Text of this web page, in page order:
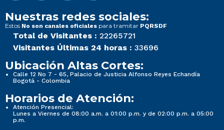
Nuestras redes sociales:
Estos No son canales oficiales para tramitar PQRSDF
Total de Visitantes : 22265721
Visitantes Últimas 24 horas : 33696
Ubicación Altas Cortes:
Calle 12 No 7 - 65, Palacio de Justicia Alfonso Reyes Echandía
Bogotá - Colombia
Horarios de Atención:
Atención Presencial:
Lunes a Viernes de 08:00 a.m. a 01:00 p.m. y de 02:00 p.m. a 05:00
p.m.